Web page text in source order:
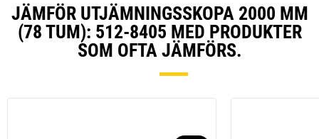
CW-anpassade redskapsfästen
finns tillgängliga för alla
bandburna och hjulburna
grävmaskiner.
JÄMFÖR UTJÄMNINGSSKOPA 2000 MM
(78 TUM): 512-8405 MED PRODUKTER
SOM OFTA JÄMFÖRS.